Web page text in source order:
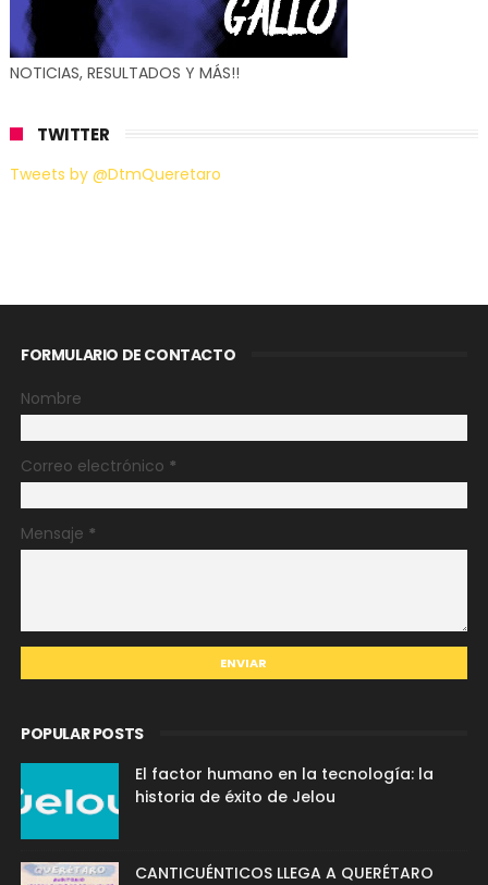
NOTICIAS, RESULTADOS Y MÁS!!
TWITTER
Tweets by @DtmQueretaro
FORMULARIO DE CONTACTO
Nombre
Correo electrónico *
Mensaje *
POPULAR POSTS
El factor humano en la tecnología: la
historia de éxito de Jelou
CANTICUÉNTICOS LLEGA A QUERÉTARO